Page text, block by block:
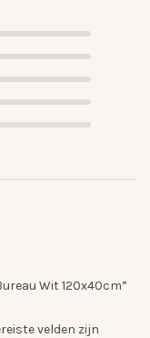
Wit 120x40cm”
velden zijn